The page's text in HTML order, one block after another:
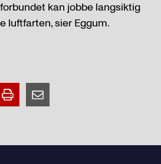
kan jobbe langsiktig
luftfarten, sier Eggum.